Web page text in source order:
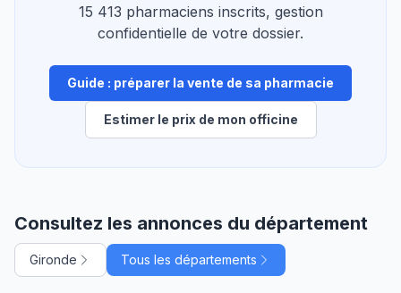
15 413 pharmaciens inscrits, gestion
confidentielle de votre dossier.
Guide : préparer la vente de sa pharmacie
Estimer le prix de mon officine
Consultez les annonces du département
Gironde Tous les départements